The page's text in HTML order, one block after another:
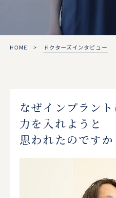
HOME > ドクターズインタビュー
なぜインプラント
力を入れようと
思われたのですか